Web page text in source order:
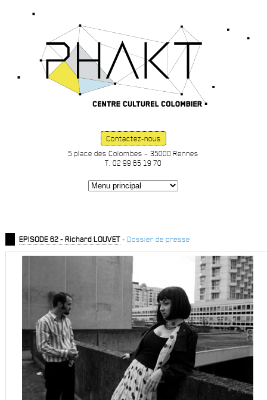
Contactez-nous
5 place des Colombes – 35000 Rennes
T. 02 99 65 19 70
EPISODE 62 - Richard LOUVET- Dossier de presse